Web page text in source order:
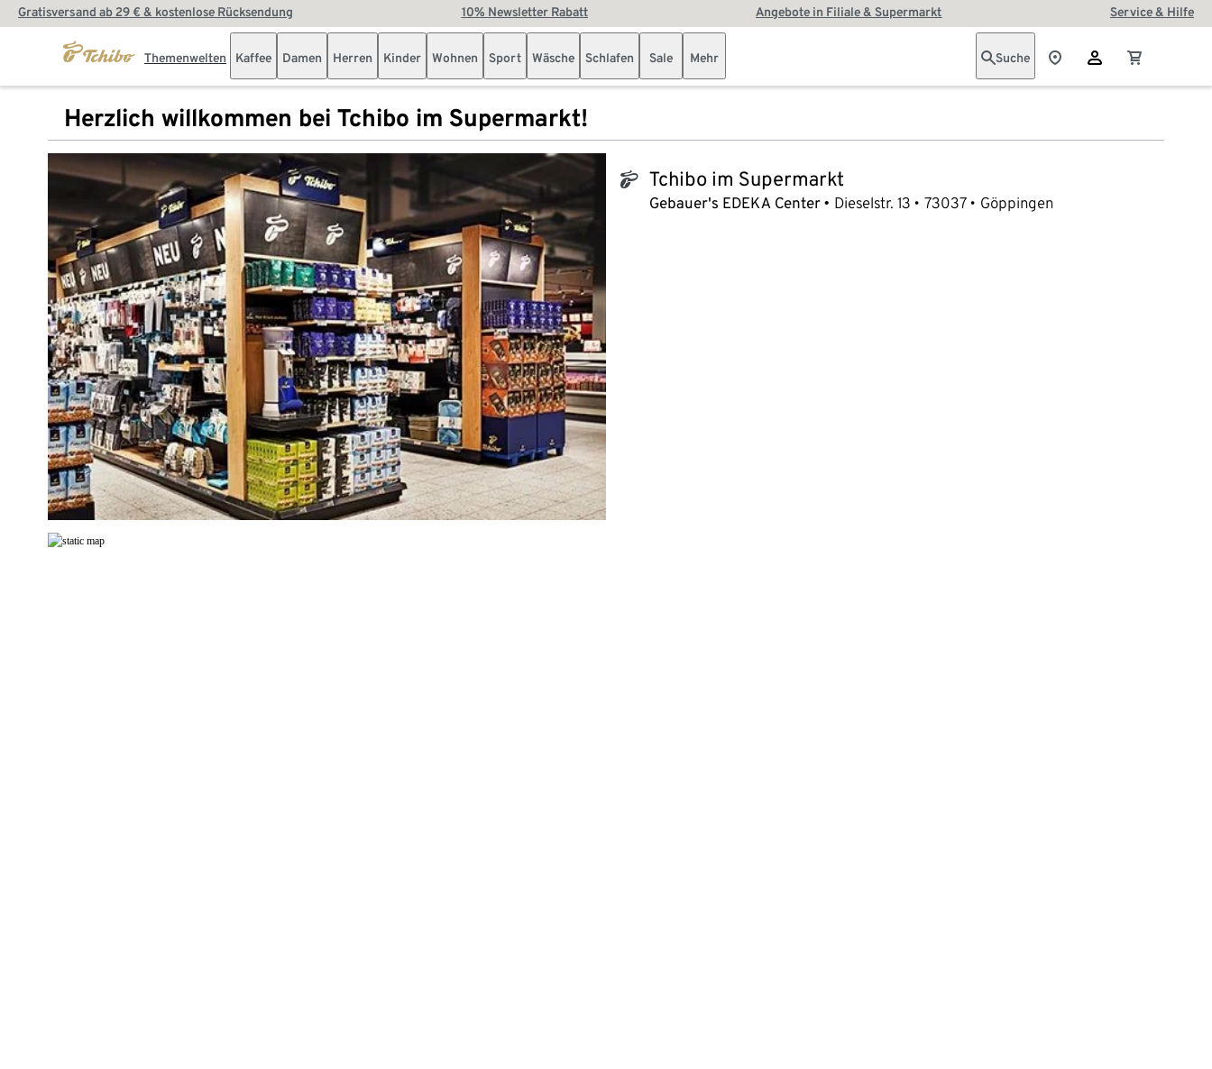
Gratisversand ab 29 € & kostenlose Rücksendung 10% Newsletter Rabatt Angebote in Filiale & Supermarkt Service & Hilfe
Themenwelten Kaffee Damen Herren Kinder Wohnen Sport Wäsche Schlafen Sale Mehr Suche
Herzlich willkommen bei Tchibo im Supermarkt!
tchibo_logo Tchibo im Supermarkt
Gebauer's EDEKA Center Dieselstr. 13 73037 Göppingen